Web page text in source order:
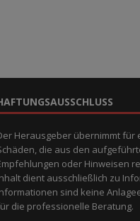
Herausgeber übernimmt für
die aus den
oder Hinweisen
dient ausschließlich zu
sind keine
die professionelle Beratung.